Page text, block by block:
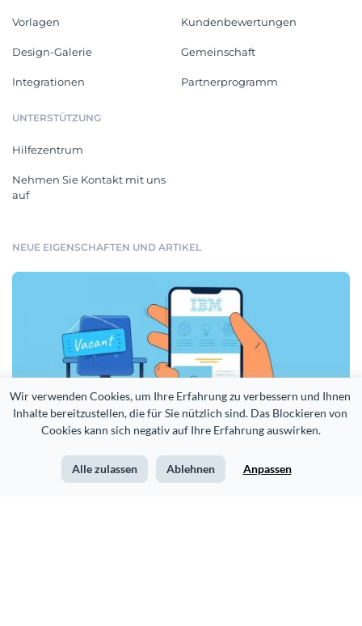
Wir verwenden Cookies, um Ihre Erfahrung zu verbessern und Ihnen
Inhalte bereitzustellen, die für Sie nützlich sind. Das Blockieren von
Cookies kann sich negativ auf Ihre Erfahrung auswirken.
Alle zulassen Ablehnen Anpassen
Vorlagen
Design-Galerie
Integrationen
Kundenbewertungen
Gemeinschaft
Partnerprogramm
UNTERSTÜTZUNG
Hilfezentrum
Nehmen Sie Kontakt mit uns
auf
NEUE EIGENSCHAFTEN UND ARTIKEL
How IBM Uses Infographics to Attract and Hire Top Talent [Case Study]